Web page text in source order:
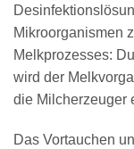
Mikroorganismen
Melkprozesses:
wird der
die Milcherzeuger
Das Vortauchen